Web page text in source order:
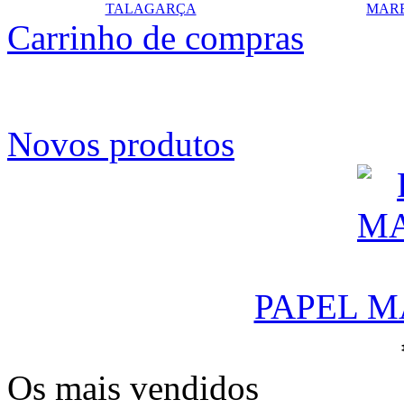
TALAGARÇA
Carrinho de compras
Novos produtos
PAPEL
Os mais vendidos